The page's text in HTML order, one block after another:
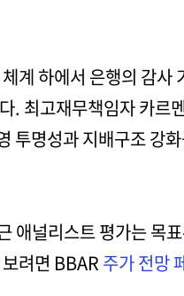
계 하에서 은행의 감
. 최고재무책임자 카
투명성과 지배구조 강
애널리스트 평가는 목
려면 BBAR 주가 전망